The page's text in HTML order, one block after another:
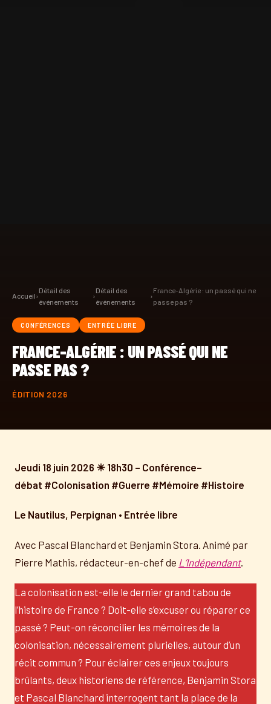
Accueil›
Détail des
événements
›
Détail des
événements
›
France-Algérie : un passé qui ne
passe pas ?
CONFÉRENCES ENTRÉE LIBRE
FRANCE-ALGÉRIE : UN PASSÉ QUI NE
PASSE PAS ?
ÉDITION 2026
Jeudi 18 juin 2026 ☀ 18h30 – Conférence–
débat #Colonisation #Guerre #Mémoire #Histoire
Le Nautilus, Perpignan • Entrée libre
Avec Pascal Blanchard et Benjamin Stora. Animé par
Pierre Mathis, rédacteur-en-chef de L’Indépendant.
La colonisation est-elle le dernier grand tabou de
l’histoire de France ? Doit-elle s’excuser ou réparer ce
passé ? Peut-on réconcilier les mémoires de la
colonisation, nécessairement plurielles, autour d’un
récit commun ? Pour éclairer ces enjeux toujours
brûlants, deux historiens de référence, Benjamin Stora
et Pascal Blanchard interrogent tant la place de la